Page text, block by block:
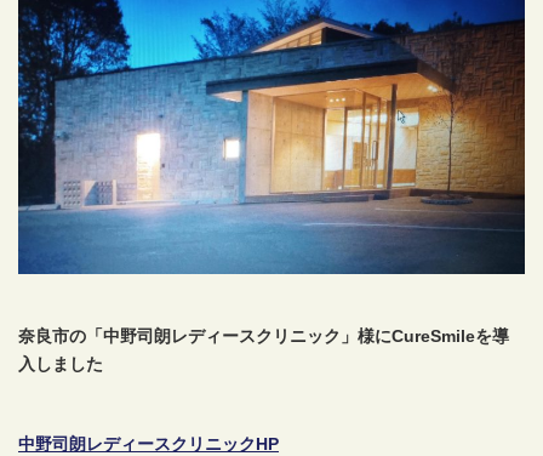
奈良市の「中野司朗レディースクリニック」様にCureSmileを導
入しました
中野司朗レディースクリニックHP